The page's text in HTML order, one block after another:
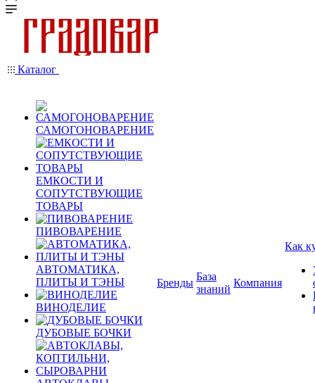
Каталог
САМОГОНОВАРЕНИЕ
ЕМКОСТИ И
СОПУТСТВУЮЩИЕ
ТОВАРЫ
ПИВОВАРЕНИЕ
АВТОМАТИКА,
ПЛИТЫ И ТЭНЫ
ВИНОДЕЛИЕ
ДУБОВЫЕ БОЧКИ
Бренды
База
знаний
Компания
Как